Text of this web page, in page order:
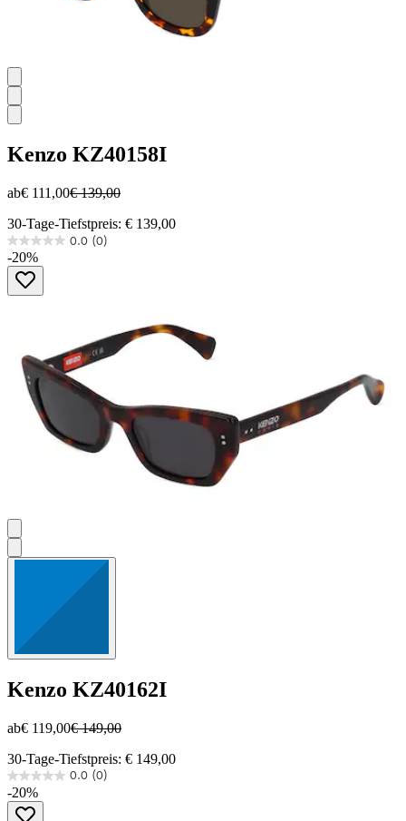
Kenzo KZ40158I
ab€ 111,00€ 139,00
30-Tage-Tiefstpreis: € 139,00
0.0 (0)
0.0
von
Sternen.
-20%
Kenzo KZ40162I
ab€ 119,00€ 149,00
30-Tage-Tiefstpreis: € 149,00
0.0 (0)
0.0
von
-20%